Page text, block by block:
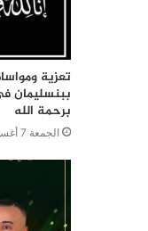
تعزية
ببنسليمان
برحمة الله
الجمعة 7 أغسطس 2026